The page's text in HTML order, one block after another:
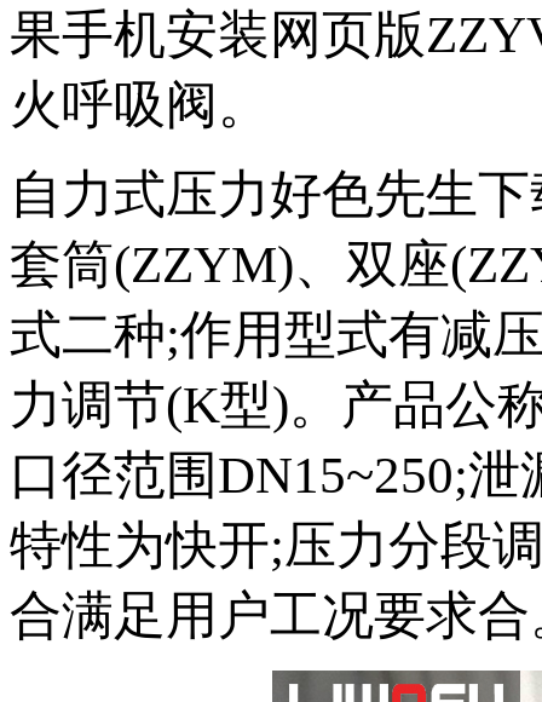
果手机安装网页版
火呼吸阀。
自力式压力好色先生下
套筒(ZZYM)、双座
式二种;作用型式有减
力调节(K型)。产品
口径范围DN15~250;泄
特性为快开;压力分段
合满足用户工况要求合